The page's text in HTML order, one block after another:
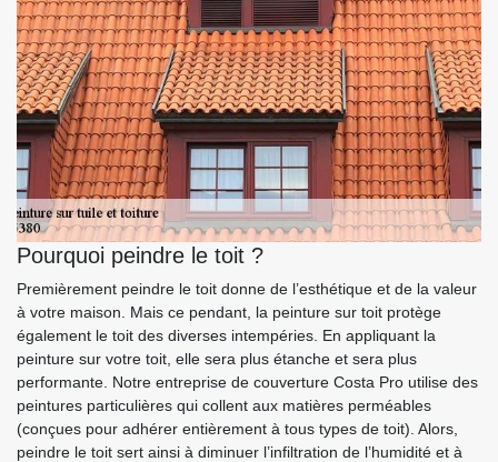
Pourquoi peindre le toit ?
Premièrement peindre le toit donne de l’esthétique et de la valeur
à votre maison. Mais ce pendant, la peinture sur toit protège
également le toit des diverses intempéries. En appliquant la
peinture sur votre toit, elle sera plus étanche et sera plus
performante. Notre entreprise de couverture Costa Pro utilise des
peintures particulières qui collent aux matières perméables
(conçues pour adhérer entièrement à tous types de toit). Alors,
peindre le toit sert ainsi à diminuer l’infiltration de l’humidité et à